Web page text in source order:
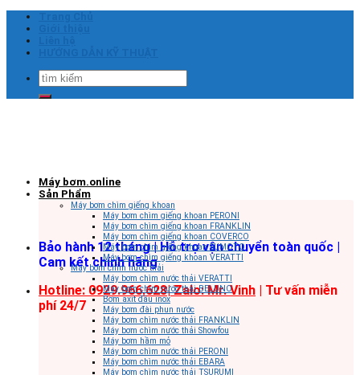
Skip
content
Tìm
kiếm:
Bảo hành 12 tháng | Hỗ trợ vận chuyển toàn quốc |
Cam kết chính hãng
Hotline: 0929.966.628|Zalo: Mr. Vinh | Tư vấn miễn
phí 24/7
Máy bơm.online
Sản Phẩm
Máy bơm chìm giếng khoan
Máy bơm chìm giếng khoan PERONI
Máy bơm chìm giếng khoan FRANKLIN
Máy bơm chìm giếng khoan COVERCO
Máy bơm chìm giếng khoan SUMOTO
Máy bơm chìm giếng khoan VERATTI
Máy bơm chìm nước thải
Máy bơm chìm nước thải VERATTI
Máy bơm chìm nước thải BELUNO
Bơm axit đầu inox
Máy bơm đài phun nước
Máy bơm chìm nước thải FRANKLIN
Máy bơm chìm nước thải Showfou
Máy bơm hầm mỏ
Máy bơm chìm nước thải PERONI
Máy bơm chìm nước thải EBARA
Máy bơm chìm nước thải TSURUMI